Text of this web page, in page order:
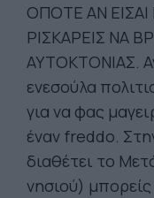
ΟΠΟΤΕ ΑΝ ΕΙΣΑΙ
ΡΙΣΚΑΡΕΙΣ ΝΑ
ΑΥΤΟΚΤΟΝΙΑΣ.
ενεσούλα
για να φας
έναν freddo.
διαθέτει το
νησιού)